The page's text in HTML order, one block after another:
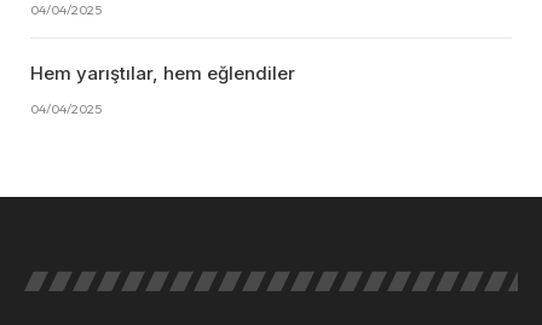
04/04/2025
Hem yarıştılar, hem eğlendiler
04/04/2025